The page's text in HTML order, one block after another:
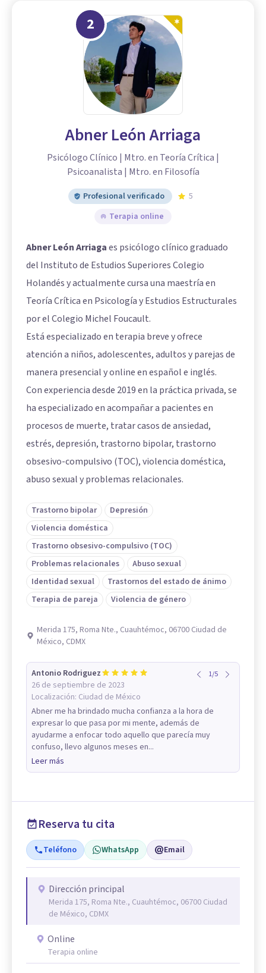
2
Abner León Arriaga
Psicólogo Clínico | Mtro. en Teoría Crítica |
Psicoanalista | Mtro. en Filosofía
Profesional verificado
5
Terapia online
Abner León Arriagaes psicólogo clínico graduado
del Instituto de Estudios Superiores Colegio
Holandés y actualmente cursa una maestría en
Teoría Crítica en Psicología y Estudios Estructurales
por el Colegio Michel Foucault.
Está especializado en terapia breve y ofrece
atención a niños, adolescentes, adultos y parejas de
manera presencial y online en español e inglés.
Con experiencia desde 2019 en la práctica privada, se
ha especializado en acompañar a pacientes en
procesos de muerte, tratar casos de ansiedad,
estrés, depresión, trastorno bipolar, trastorno
obsesivo-compulsivo (TOC), violencia doméstica,
abuso sexual y problemas relacionales.
Trastorno bipolar
Depresión
Violencia doméstica
Trastorno obsesivo-compulsivo (TOC)
Problemas relacionales
Abuso sexual
Identidad sexual
Trastornos del estado de ánimo
Terapia de pareja
Violencia de género
Merida 175, Roma Nte., Cuauhtémoc, 06700 Ciudad de
México, CDMX
Antonio Rodriguez
26 de septiembre de 2023
Localización: Ciudad de México
1/5
Abner me ha brindado mucha confianza a la hora de
expresar lo que pasa por mi mente, además de
ayudarme a enfocar todo aquello que parecía muy
confuso, llevo algunos meses en...
Leer más
Reserva tu cita
Teléfono WhatsApp Email
Dirección principal
Merida 175, Roma Nte., Cuauhtémoc, 06700 Ciudad
de México, CDMX
Online
Terapia online